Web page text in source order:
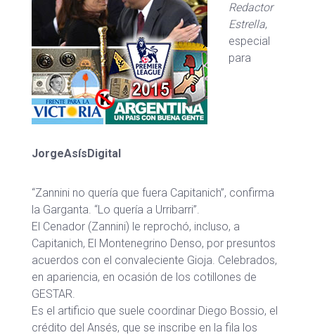
Redactor
Estrella,
especial
para
JorgeAsísDigital
“Zannini no quería que fuera Capitanich”, confirma
la Garganta. “Lo quería a Urribarri”.
El Cenador (Zannini) le reprochó, incluso, a
Capitanich, El Montenegrino Denso, por presuntos
acuerdos con el convaleciente Gioja. Celebrados,
en apariencia, en ocasión de los cotillones de
GESTAR.
Es el artificio que suele coordinar Diego Bossio, el
crédito del Ansés, que se inscribe en la fila los